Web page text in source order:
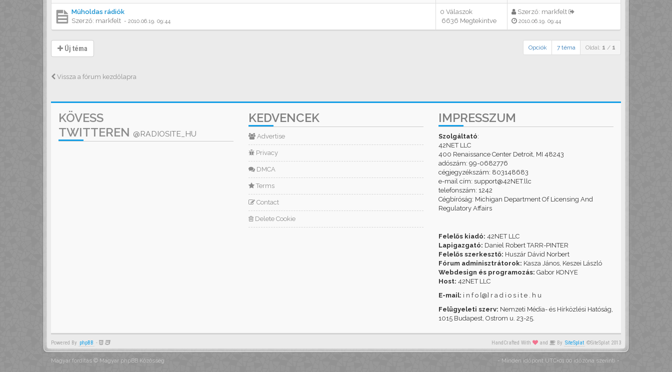
Műholdas rádiók
Szerző: markfelt - 2010.06.19. 09:44
0 Válaszok
6636 Megtekintve
Szerző: markfelt
2010.06.19. 09:44
Új téma Opciók 7 téma Oldal: 1 / 1
Vissza a fórum kezdőlapra
KÖVESS
TWITTEREN @RADIOSITE_HU
KEDVENCEK
Advertise
Privacy
DMCA
Terms
Contact
Delete Cookie
IMPRESSZUM
Szolgáltató:
42NET LLC
400 Renaissance Center Detroit, MI 48243
adószám: 99-0682776
cégjegyzékszám: 803148683
e-mail cím: support@42NET.llc
telefonszám: 1242
Cégbíróság: Michigan Department Of Licensing And
Regulatory Affairs
Felelős kiadó: 42NET LLC
Lapigazgató: Daniel Robert TARR-PINTER
Felelős szerkesztő: Huszár Dávid Norbert
Fórum adminisztrátorok: Kasza János, Keszei László
Webdesign és programozás: Gabor KONYE
Host: 42NET LLC
E-mail: i n f o [@] r a d i o s i t e . h u
Felügyeleti szerv: Nemzeti Média- és Hírközlési Hatóság,
1015 Budapest, Ostrom u. 23-25.
Powered By phpBB - HandCrafted With and By SiteSplat ©SiteSplat 2013
Magyar fordítás © Magyar phpBB Közösség - Minden időpont UTC+01:00 időzóna szerinti -